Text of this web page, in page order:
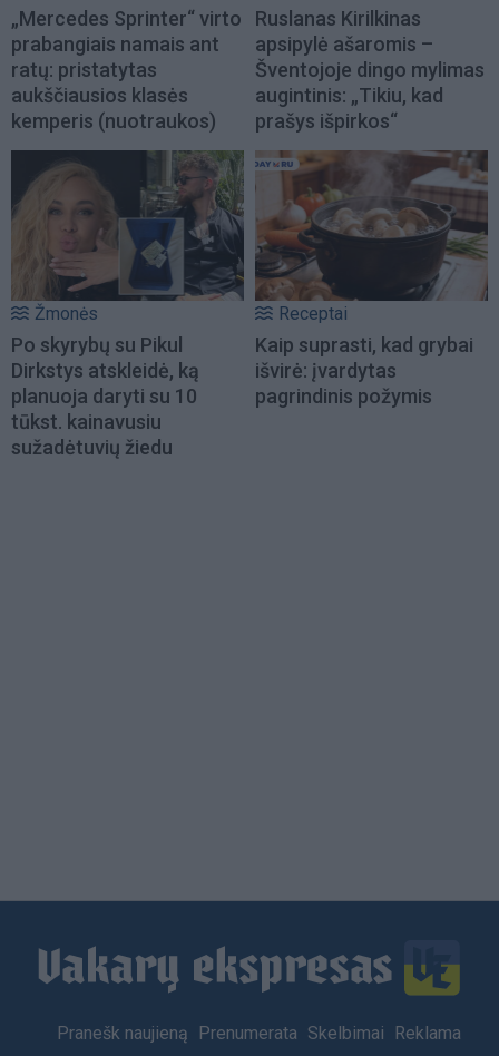
„Mercedes Sprinter“ virto
prabangiais namais ant
ratų: pristatytas
aukščiausios klasės
kemperis (nuotraukos)
Ruslanas Kirilkinas
apsipylė ašaromis –
Šventojoje dingo mylimas
augintinis: „Tikiu, kad
prašys išpirkos“
Žmonės
Po skyrybų su Pikul
Dirkstys atskleidė, ką
planuoja daryti su 10
tūkst. kainavusiu
sužadėtuvių žiedu
Receptai
Kaip suprasti, kad grybai
išvirė: įvardytas
pagrindinis požymis
Footer
Pranešk naujieną Prenumerata Skelbimai
Reklama